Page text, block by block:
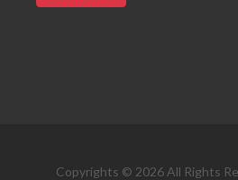
Copyrights © 2026 All Rights